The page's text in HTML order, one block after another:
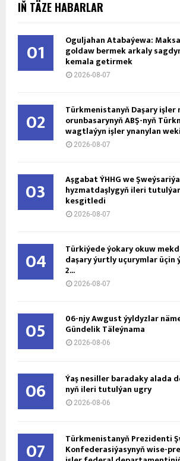
IŇ TÄZE HABARLAR
01 Oguljahan Atabaýewa:
goldaw bermek arkaly
kemala getirmek
2026-08-07
02 Türkmenistanyň Daşary
orunbasarynyň ABŞ-nyň
wagtlaýyn işler ynanylan
2026-08-07
03 Aşgabat ÝHHG we
hyzmatdaşlygyň ileri
kesgitledi
2026-08-07
04 Türkiýede ýokary okuw
daşary ýurtly uçurymlar üçin
2...
2026-08-07
05 06-njy Awgust ýyldyzlar
Gündelik Täleýnama
2026-08-06
06 Ýaş ne­sil­ler ba­ra­da­ky ala­da
nyň ile­ri tu­tul­ýan ug­ry
2026-08-06
07 Türkmenistanyň Prezidenti
Konfederasiýasynyň wise-